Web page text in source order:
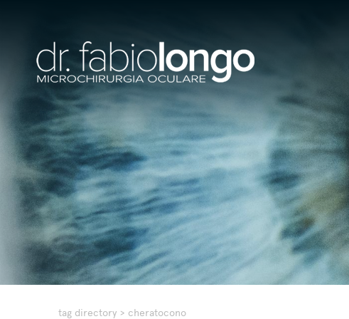
tag directory > cheratocono